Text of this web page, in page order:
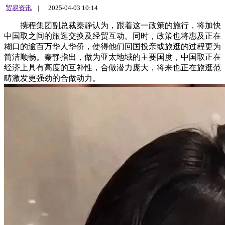
贸易资讯 | 2025-04-03 10:14
携程集团副总裁秦静认为，跟着这一政策的施行，将加快
中国取之间的旅逛交换及经贸互动。同时，政策也将惠及正在
糊口的逾百万华人华侨，使得他们回国投亲或旅逛的过程更为
简洁顺畅。秦静指出，做为亚太地域的主要国度，中国取正在
经济上具有高度的互补性，合做潜力庞大，将来也正在旅逛范
畴激发更强劲的合做动力。